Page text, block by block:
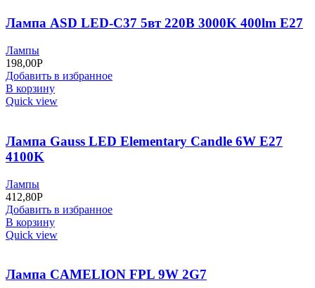
Лампа ASD LED-С37 5вт 220В 3000K 400lm Е27
Лампы
198,00Р
Добавить в избранное
В корзину
Quick view
Лампа Gauss LED Elementary Сandle 6W E27
4100K
Лампы
412,80Р
Добавить в избранное
В корзину
Quick view
Лампа CAMELION FPL 9W 2G7